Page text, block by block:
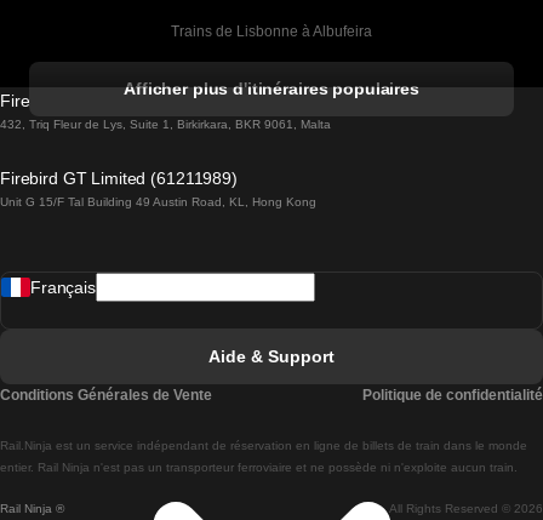
Trains de Lisbonne à Albufeira
Trains de Lisbonne à Lagos
Trains de Lisbonne à Madrid
Trains de Lisbonne à Braga
Trains de Braga à Lisbonne
Afficher plus d'itinéraires populaires
Firebird GT Limited (OC 1451)
432, Triq Fleur de Lys, Suite 1, Birkirkara, BKR 9061, Malta
Firebird GT Limited (61211989)
Unit G 15/F Tal Building 49 Austin Road, KL, Hong Kong
Rail Ninja ® All Rights Reserved © 2026
Rail.Ninja est un service indépendant de réservation en ligne de billets de train dans le monde
entier. Rail Ninja n'est pas un transporteur ferroviaire et ne possède ni n'exploite aucun train.
Français
Aide & Support
Conditions Générales de Vente Politique de confidentialité